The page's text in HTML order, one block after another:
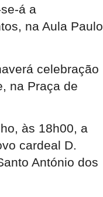
á a
na Aula Paulo
celebração
na Praça de
às 18h00, a
cardeal D.
António dos